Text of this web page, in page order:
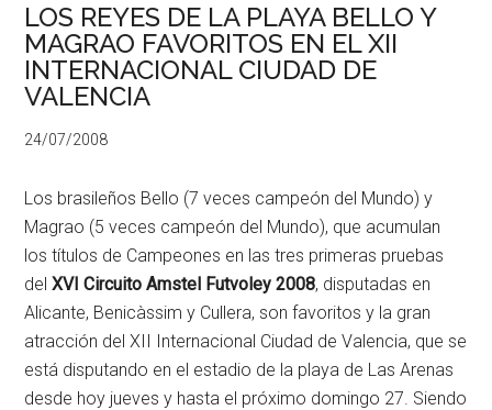
LOS REYES DE LA PLAYA BELLO Y
MAGRAO FAVORITOS EN EL XII
INTERNACIONAL CIUDAD DE
VALENCIA
24/07/2008
Los brasileños Bello (7 veces campeón del Mundo) y
Magrao (5 veces campeón del Mundo), que acumulan
los títulos de Campeones en las tres primeras pruebas
delXVI Circuito Amstel Futvoley 2008, disputadas en
Alicante, Benicàssim y Cullera, son favoritos y la gran
atracción del XII Internacional Ciudad de Valencia, que se
está disputando en el estadio de la playa de Las Arenas
desde hoy jueves y hasta el próximo domingo 27. Siendo